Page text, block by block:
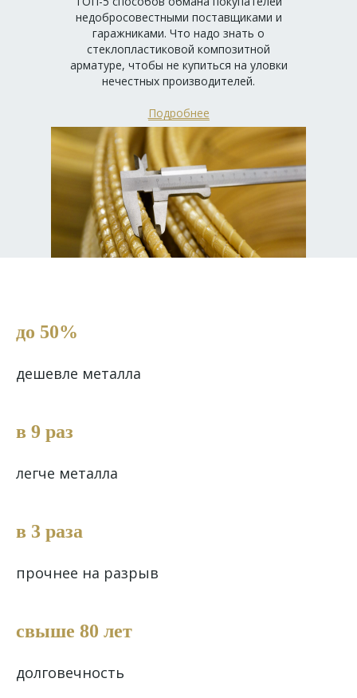
недобросовестными поставщиками и
гаражниками. Что надо знать о
стеклопластиковой композитной
арматуре, чтобы не купиться на уловки
нечестных производителей.
Подробнее
до 50%
дешевле металла
в 9 раз
легче металла
в 3 раза
прочнее на разрыв
свыше 80 лет
долговечность